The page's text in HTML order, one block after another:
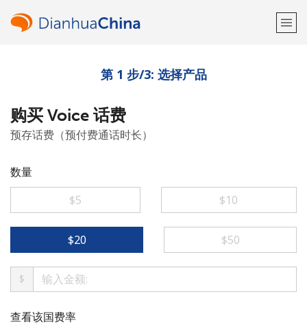
欢迎！
已经有账户了
第 1 步/3: 选择产品
购买 Voice 话费
预存话费（预付费通话时长）
数量
⁦$5⁩
⁦$10⁩
⁦$20⁩ ⁦$50⁩
$
查看该国费率